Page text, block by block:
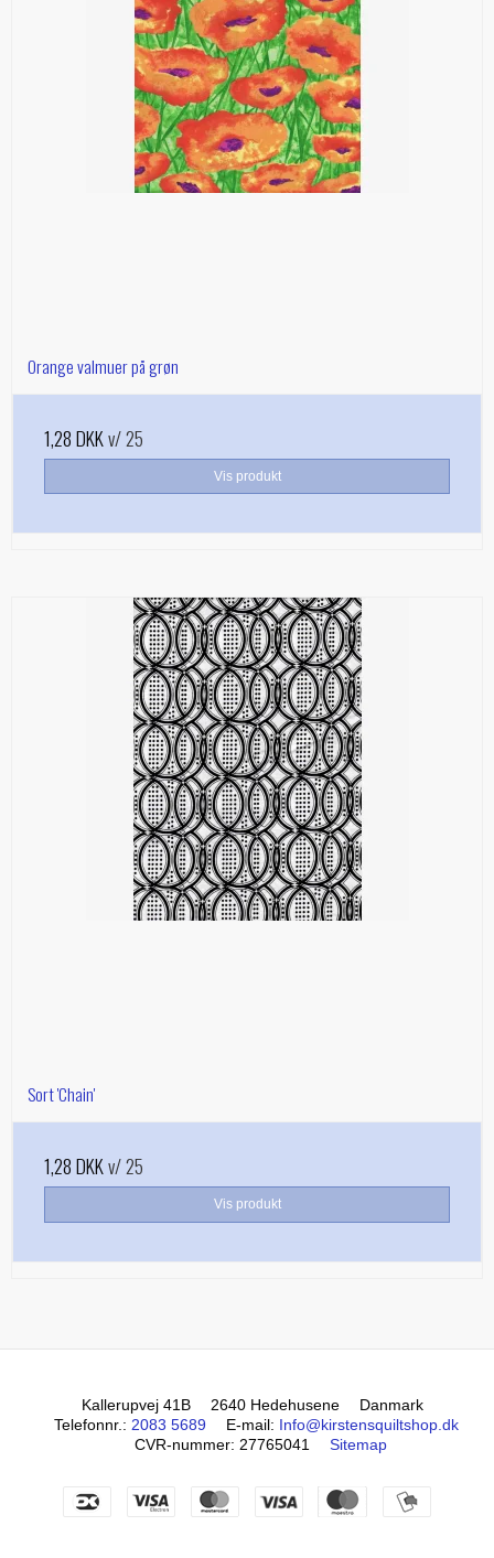
Orange valmuer på grøn
1,28 DKKv/ 25
Vis produkt
Sort 'Chain'
1,28 DKKv/ 25
Vis produkt
Kallerupvej 41B 2640 Hedehusene
Danmark
Telefonnr.: 2083 5689 E-mail: Info@kirstensquiltshop.dk
CVR-nummer: 27765041 Sitemap